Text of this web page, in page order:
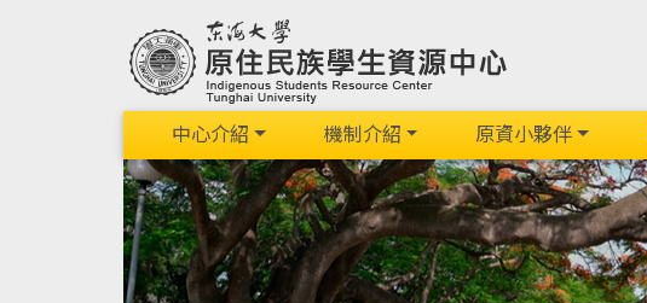
中心介紹 機制介紹 原資小夥伴